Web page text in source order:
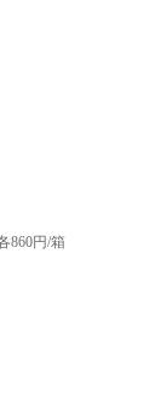
860円/箱